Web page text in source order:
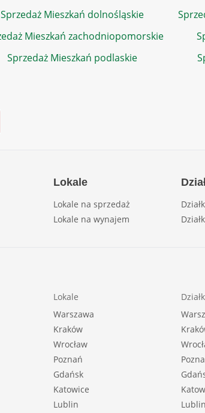
Sprzedaż Mieszkań dolnośląskie
Mieszkań zachodniopomorskie
Sprzedaż Mieszkań podlaskie
Lokale
Lokale na sprzedaż
Lokale na wynajem
Lokale
Warszawa
Kraków
Wrocław
Poznań
Gdańsk
Katowice
Lublin
Lublin